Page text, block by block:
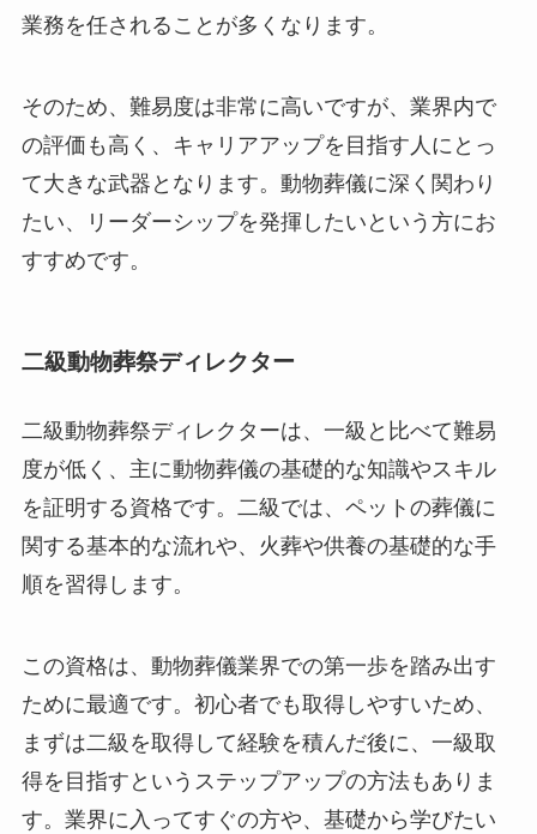
業務を任されることが多くなります。
そのため、難易度は非常に高いですが、業界内で
の評価も高く、キャリアアップを目指す人にとっ
て大きな武器となります。動物葬儀に深く関わり
たい、リーダーシップを発揮したいという方にお
すすめです。
二級動物葬祭ディレクター
二級動物葬祭ディレクターは、一級と比べて難易
度が低く、主に動物葬儀の基礎的な知識やスキル
を証明する資格です。二級では、ペットの葬儀に
関する基本的な流れや、火葬や供養の基礎的な手
順を習得します。
この資格は、動物葬儀業界での第一歩を踏み出す
ために最適です。初心者でも取得しやすいため、
まずは二級を取得して経験を積んだ後に、一級取
得を目指すというステップアップの方法もありま
す。業界に入ってすぐの方や、基礎から学びたい